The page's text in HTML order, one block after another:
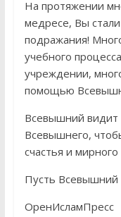
На протяжении
медресе, Вы
подражания!
учебного
учреждении,
помощью
Всевышний
Всевышнего,
счастья и
Пусть Всевышний
ОренИсламПресс